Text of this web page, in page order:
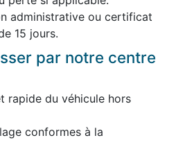
administrative ou certificat
15 jours.
par notre centre
rapide du véhicule hors
conformes à la